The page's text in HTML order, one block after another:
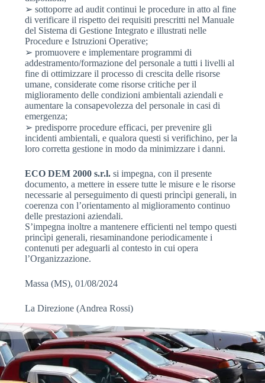
➢ sottoporre ad audit continui le procedure in atto al fine
di verificare il rispetto dei requisiti prescritti nel Manuale
del Sistema di Gestione Integrato e illustrati nelle
Procedure e Istruzioni Operative;
➢ promuovere e implementare programmi di
addestramento/formazione del personale a tutti i livelli al
fine di ottimizzare il processo di crescita delle risorse
umane, considerate come risorse critiche per il
miglioramento delle condizioni ambientali aziendali e
aumentare la consapevolezza del personale in casi di
emergenza;
➢ predisporre procedure efficaci, per prevenire gli
incidenti ambientali, e qualora questi si verifichino, per la
loro corretta gestione in modo da minimizzare i danni.
ECO DEM 2000 s.r.l.si impegna, con il presente
documento, a mettere in essere tutte le misure e le risorse
necessarie al perseguimento di questi princìpi generali, in
coerenza con l’orientamento al miglioramento continuo
delle prestazioni aziendali.
S’impegna inoltre a mantenere efficienti nel tempo questi
princìpi generali, riesaminandone periodicamente i
contenuti per adeguarli al contesto in cui opera
l’Organizzazione.
Massa (MS), 01/08/2024
La Direzione (Andrea Rossi)